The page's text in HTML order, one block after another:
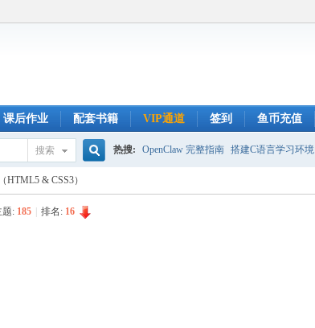
课后作业 配套书籍 VIP通道 签到 鱼币充值
搜索 热搜: OpenClaw 完整指南 搭建C语言学习环境
HTML5 & CSS3）
题: 185 排名: 16